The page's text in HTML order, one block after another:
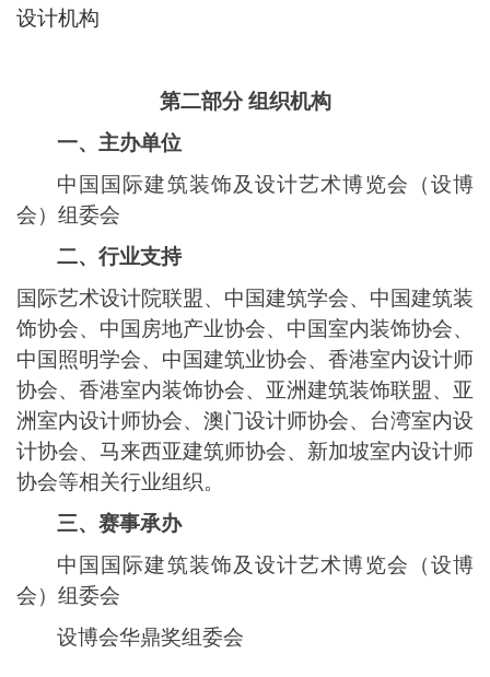
设计机构
第二部分 组织机构
一、 主办单位
中国国际建筑装饰及设计艺术博览会（设博
会）组委会
二、行业支持
国际艺术设计院联盟、 中 国建筑学会、中国建筑装
饰协会、中国房地产业协会、中国室内装饰协会、
中国照明学会、中国建筑业协会、香港室内设计师
协会、香港室内装饰协会、亚洲建筑装饰联盟、亚
洲室内设计师协会、澳门设计师协会、台湾室内设
计协会、马来西亚建筑师协会、新加坡室内设计师
协会等相关行业组织。
三、赛事承办
中国国际建筑装饰及设计艺术博览会（设博
会）组委会
设博会华鼎奖组委会